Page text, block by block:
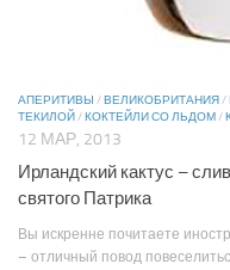
АПЕРИТИВЫ /ВЕЛИКОБРИТАНИЯ/
ТЕКИЛОЙ/КОКТЕЙЛИ СО ЛЬДОМ/
12 МАР, 2013
Ирландский кактус –
святого Патрика
Вы искренне почитаете
– отличный повод